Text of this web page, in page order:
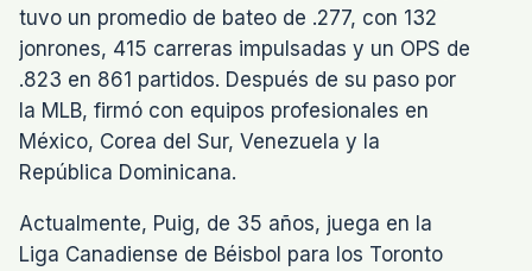
tuvo un promedio de bateo de .277, con 132
jonrones, 415 carreras impulsadas y un OPS de
.823 en 861 partidos. Después de su paso por
la MLB, firmó con equipos profesionales en
México, Corea del Sur, Venezuela y la
República Dominicana.
Actualmente, Puig, de 35 años, juega en la
Liga Canadiense de Béisbol para los Toronto